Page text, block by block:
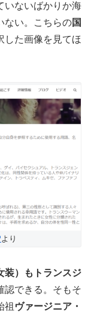
いないばかりか海
ない。こちらの国
した画像を見てほ
より
装）もトランスジ
認できる。そもそ
祖 ヴァージニア・